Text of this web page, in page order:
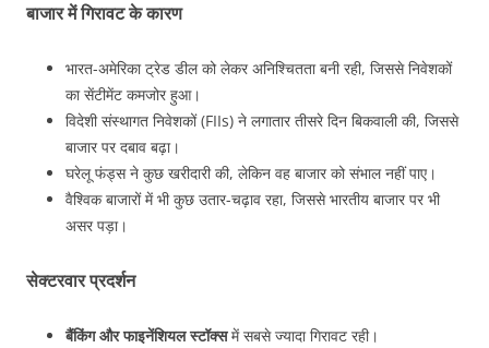
बाजार में गिरावट के कारण
भारत-अमेरिका ट्रेड डील को लेकर अनिश्चितता बनी रही, जिससे निवेशकों
का सेंटीमेंट कमजोर हुआ।
विदेशी संस्थागत निवेशकों (FIIs) ने लगातार तीसरे दिन बिकवाली की, जिससे
बाजार पर दबाव बढ़ा।
घरेलू फंड्स ने कुछ खरीदारी की, लेकिन वह बाजार को संभाल नहीं पाए।
वैश्विक बाजारों में भी कुछ उतार-चढ़ाव रहा, जिससे भारतीय बाजार पर भी
असर पड़ा।
सेक्टरवार प्रदर्शन
बैंकिंग और फाइनेंशियल स्टॉक्समें सबसे ज्यादा गिरावट रही।